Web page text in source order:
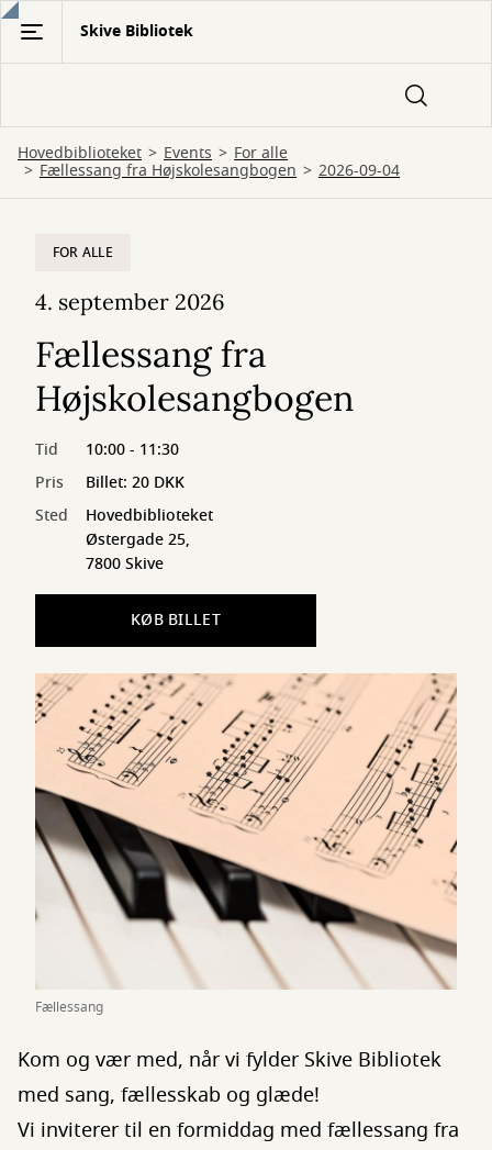
Gå
hovedindhold
Skive Bibliotek
Hovedbiblioteket Events For alle
Fællessang fra Højskolesangbogen 2026-09-04
Fællessang
FOR ALLE
4. september 2026
Fællessang fra
Højskolesangbogen
Tid
10:00 - 11:30
Pris
Billet: 20 DKK
Sted
Hovedbiblioteket
Østergade 25,
7800 Skive
KØB BILLET
Kom og vær med, når vi fylder Skive Bibliotek
med sang, fællesskab og glæde!
Vi inviterer til en formiddag med fællessang fra